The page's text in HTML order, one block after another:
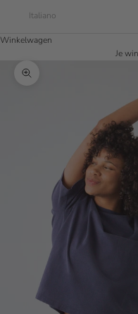
Italiano
Winkelwagen
Je
In-/uitzoomen